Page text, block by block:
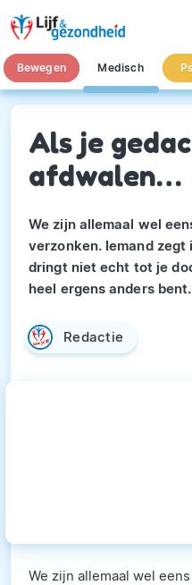
Bewegen Medisch
Als je
afdwalen…
We zijn allemaal wel
verzonken. Iemand
dringt niet echt tot je
heel ergens anders bent.
Redactie
We zijn allemaal wel